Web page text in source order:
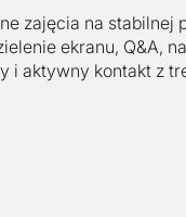
zajęcia na stabilnej
ekranu, Q&A,
i aktywny kontakt z